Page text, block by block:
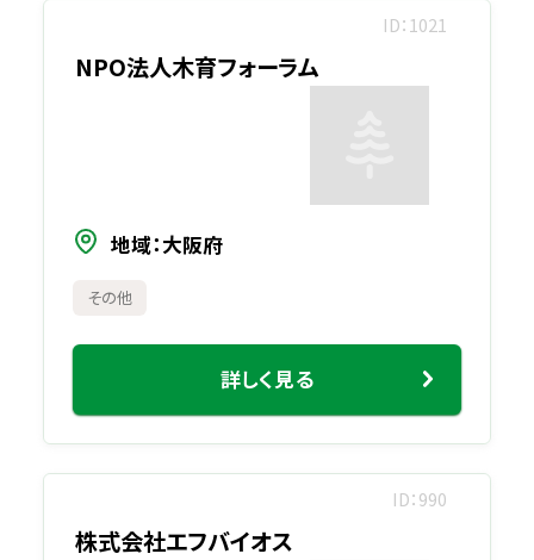
ID 1021
NPO法人木育フォーラム
地域 大阪府
その他
詳しく見る
ID 990
株式会社エフバイオス